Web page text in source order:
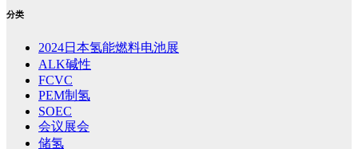
分类
2024日本氢能燃料电池展
ALK碱性
FCVC
PEM制氢
SOEC
会议展会
储氢